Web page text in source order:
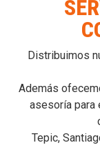
Distribuimos
Además
asesoría
Tepic,